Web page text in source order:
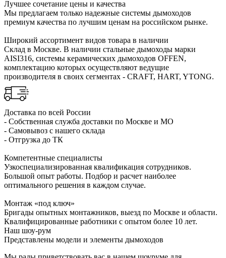
Лучшее сочетание цены и качества
Мы предлагаем только надежные системы дымоходов
премиум качества по лучшим ценам на российском рынке.
Широкий ассортимент видов товара в наличии
Склад в Москве. В наличии стальные дымоходы марки
AISI316, системы керамических дымоходов OFFEN,
комплектацию которых осуществляют ведущие
производителя в своих сегментах - CRAFT, HART, YTONG.
Доставка по всей России
- Собственная служба доставки по Москве и МО
- Самовывоз с нашего склада
- Отгрузка до ТК
Компетентные специалисты
Узкоспециализированная квалификация сотрудников.
Большой опыт работы. Подбор и расчет наиболее
оптимального решения в каждом случае.
Монтаж «под ключ»
Бригады опытных монтажников, выезд по Москве и области.
Квалифицированные работники с опытом более 10 лет.
Наш шоу-рум
Представлены модели и элементы дымоходов